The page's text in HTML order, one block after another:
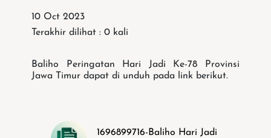
10 Oct 2023
Terakhir dilihat : 0 kali
Baliho Peringatan Hari Jadi Ke-78 Provinsi
Jawa Timur dapat di unduh pada link berikut.
1696899716-Baliho Hari Jadi